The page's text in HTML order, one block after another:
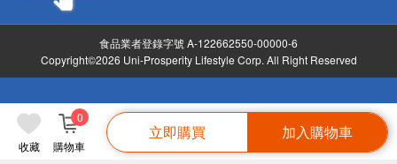
收藏 購物車
0
立即購買 加入購物車
食品業者登錄字號 A-122662550-00000-6
Copyright©2026 Uni-Prosperity Lifestyle Corp. All Right Reserved